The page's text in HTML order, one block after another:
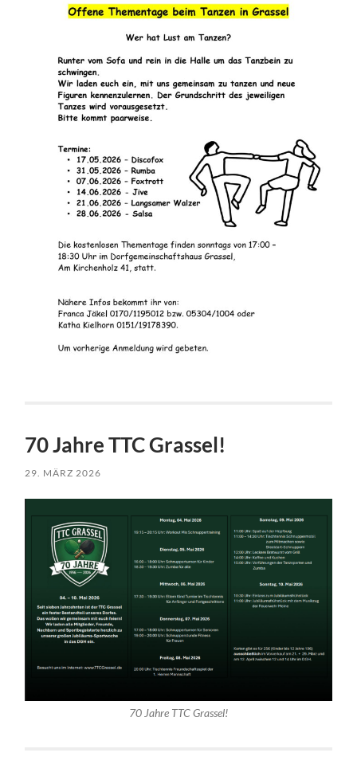
70 Jahre TTC Grassel!
29. MÄRZ 2026
70 Jahre TTC Grassel!